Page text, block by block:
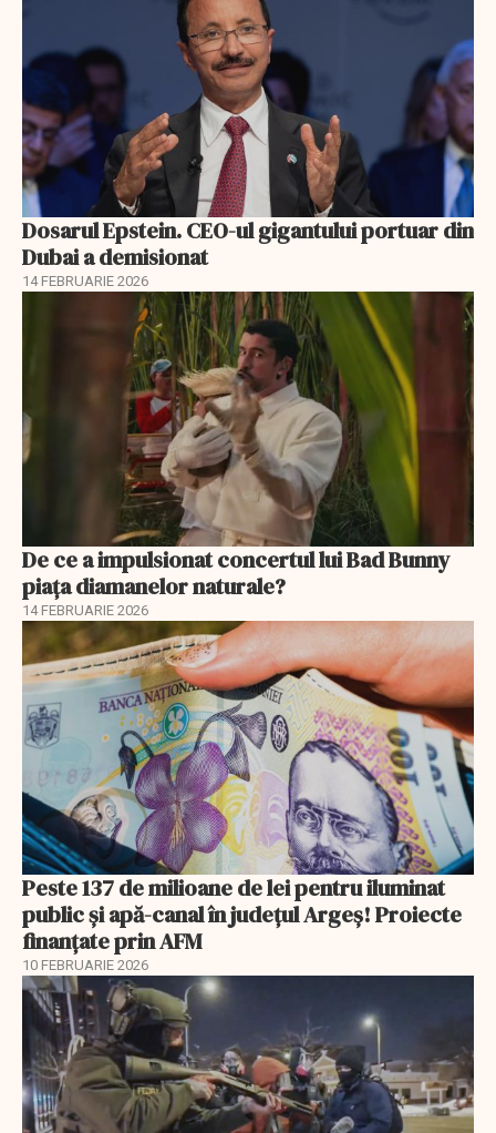
Dosarul Epstein. CEO-ul gigantului portuar din
Dubai a demisionat
14 FEBRUARIE 2026
De ce a impulsionat concertul lui Bad Bunny
piața diamanelor naturale?
14 FEBRUARIE 2026
Peste 137 de milioane de lei pentru iluminat
public și apă-canal în județul Argeș! Proiecte
finanțate prin AFM
10 FEBRUARIE 2026